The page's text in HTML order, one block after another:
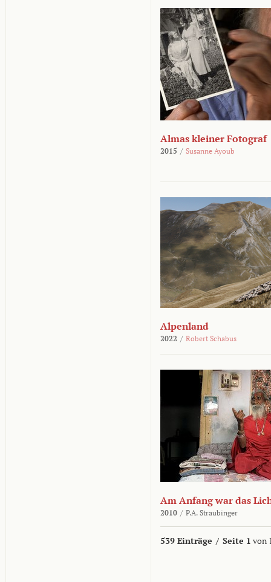
Almas kleiner Fotograf
2015 / Susanne Ayoub
Alpenland
2022 / Robert Schabus
Am Anfang war das
2010 / P.A. Straubinger
539 Einträge / Seite 1 von